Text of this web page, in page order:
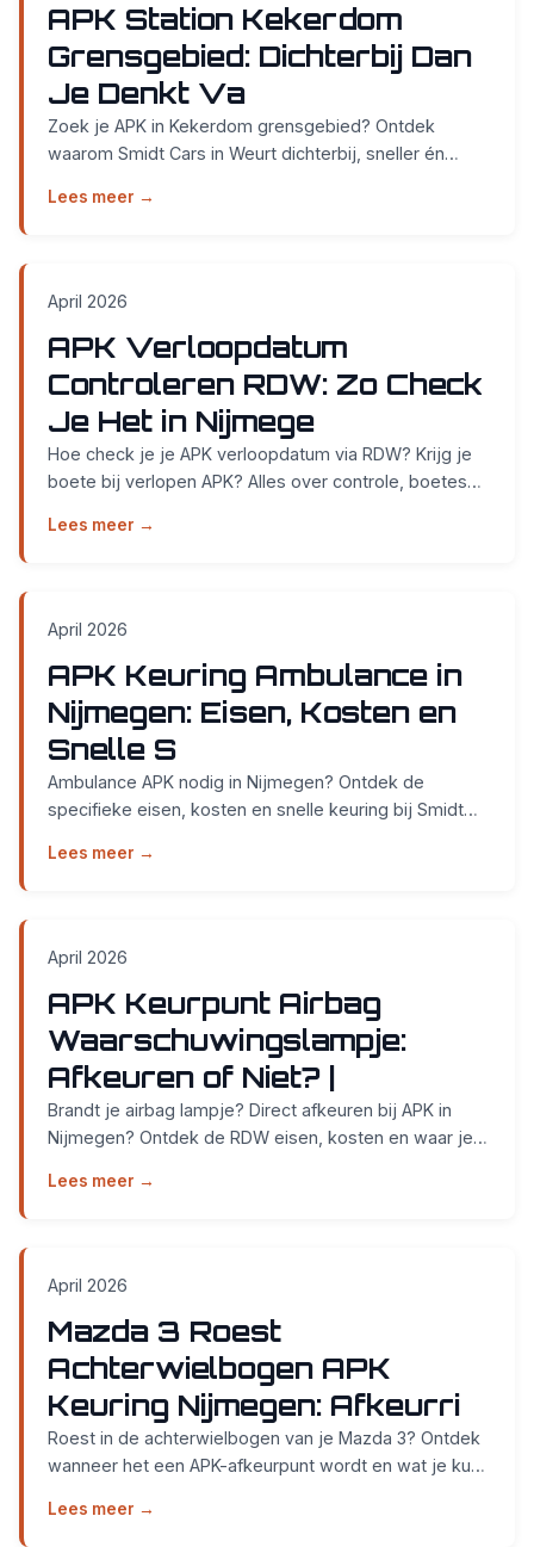
APK Station Kekerdom
Grensgebied: Dichterbij Dan
Je Denkt Va
Zoek je APK in Kekerdom grensgebied? Ontdek
waarom Smidt Cars in Weurt dichterbij, sneller én
Lees meer →
April 2026
APK Verloopdatum
Controleren RDW: Zo Check
Je Het in Nijmege
Hoe check je je APK verloopdatum via RDW? Krijg je
boete bij verlopen APK? Alles over controle, boetes
Lees meer →
April 2026
APK Keuring Ambulance in
Nijmegen: Eisen, Kosten en
Snelle S
Ambulance APK nodig in Nijmegen? Ontdek de
specifieke eisen, kosten en snelle keuring bij Smidt
klaa...
Lees meer →
April 2026
APK Keurpunt Airbag
Waarschuwingslampje:
Afkeuren of Niet? |
Brandt je airbag lampje? Direct afkeuren bij APK in
Nijmegen? Ontdek de RDW eisen, kosten en waar je
Lees meer →
April 2026
Mazda 3 Roest
Achterwielbogen APK
Keuring Nijmegen: Afkeurri
Roest in de achterwielbogen van je Mazda 3? Ontdek
wanneer het een APK-afkeurpunt wordt en wat je kunt
Lees meer →